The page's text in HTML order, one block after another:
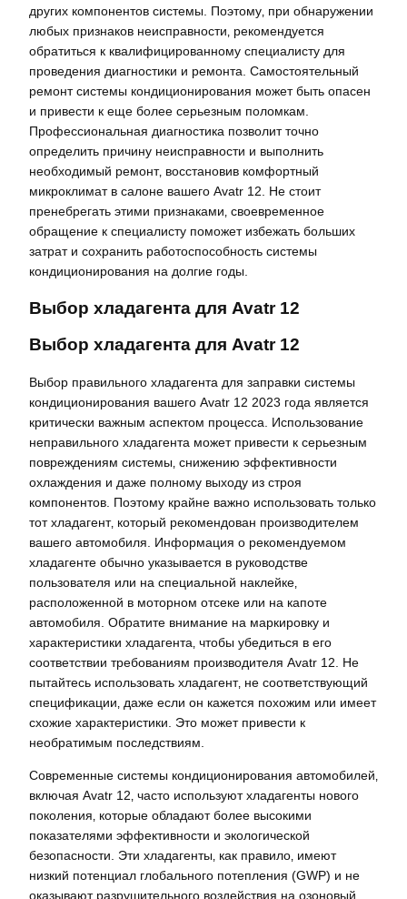
других компонентов системы. Поэтому‚ при обнаружении
любых признаков неисправности‚ рекомендуется
обратиться к квалифицированному специалисту для
проведения диагностики и ремонта. Самостоятельный
ремонт системы кондиционирования может быть опасен
и привести к еще более серьезным поломкам.
Профессиональная диагностика позволит точно
определить причину неисправности и выполнить
необходимый ремонт‚ восстановив комфортный
микроклимат в салоне вашего Avatr 12. Не стоит
пренебрегать этими признаками‚ своевременное
обращение к специалисту поможет избежать больших
затрат и сохранить работоспособность системы
кондиционирования на долгие годы.
Выбор хладагента для Avatr 12
Выбор хладагента для Avatr 12
Выбор правильного хладагента для заправки системы
кондиционирования вашего Avatr 12 2023 года является
критически важным аспектом процесса. Использование
неправильного хладагента может привести к серьезным
повреждениям системы‚ снижению эффективности
охлаждения и даже полному выходу из строя
компонентов. Поэтому крайне важно использовать только
тот хладагент‚ который рекомендован производителем
вашего автомобиля. Информация о рекомендуемом
хладагенте обычно указывается в руководстве
пользователя или на специальной наклейке‚
расположенной в моторном отсеке или на капоте
автомобиля. Обратите внимание на маркировку и
характеристики хладагента‚ чтобы убедиться в его
соответствии требованиям производителя Avatr 12. Не
пытайтесь использовать хладагент‚ не соответствующий
спецификации‚ даже если он кажется похожим или имеет
схожие характеристики. Это может привести к
необратимым последствиям.
Современные системы кондиционирования автомобилей‚
включая Avatr 12‚ часто используют хладагенты нового
поколения‚ которые обладают более высокими
показателями эффективности и экологической
безопасности. Эти хладагенты‚ как правило‚ имеют
низкий потенциал глобального потепления (GWP) и не
оказывают разрушительного воздействия на озоновый